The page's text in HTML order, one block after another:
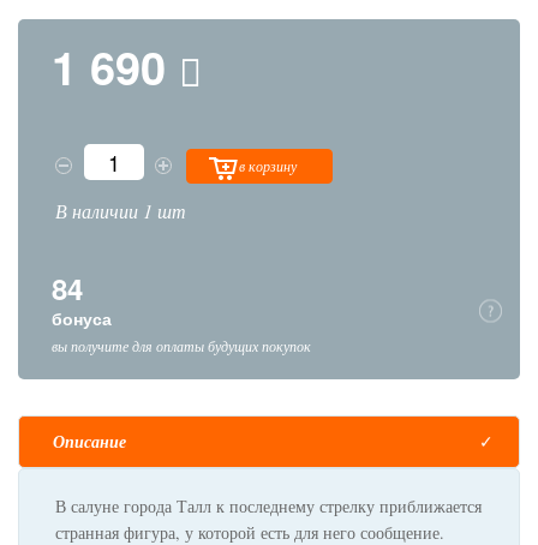
1 690
в корзину
В наличии 1 шт
84
бонуса
вы получите для оплаты будущих покупок
Описание
В салуне города Талл к последнему стрелку приближается
странная фигура, у которой есть для него сообщение.